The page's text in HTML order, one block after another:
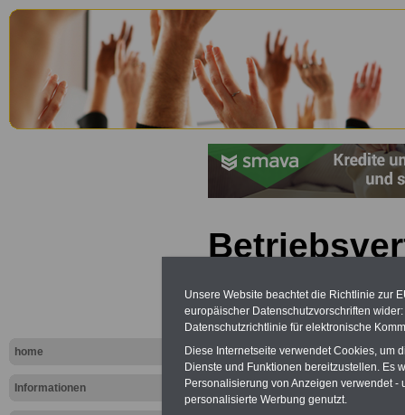
home
Informationen
(BetrVG): §
Unsere Website beachtet die Richtlinie zur
europäischer Datenschutzvorschriften
Datenschutzrichtlinie für elektronische
Diese Internetseite verwendet Cookies, um
Dienste und Funktionen bereitzustellen. Es
Personalisierung von Anzeigen verwendet
personalisierte Werbung genutzt.